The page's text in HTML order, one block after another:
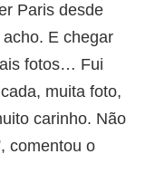
Paris desde
E chegar
fotos… Fui
muita foto,
carinho. Não
comentou o